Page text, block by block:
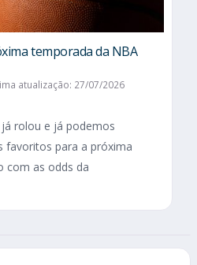
temporada da NBA
atualização: 27/07/2026
rolou e já podemos
favoritos para a próxima
com as odds da